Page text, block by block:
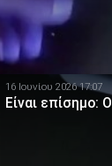
16 Ιουνίου 2026 17:07
Είναι επίσημο: